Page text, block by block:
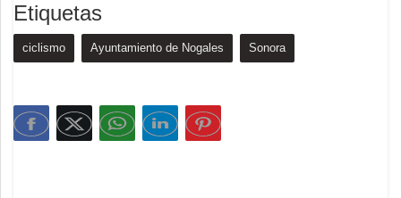
Etiquetas
ciclismo Ayuntamiento de Nogales Sonora